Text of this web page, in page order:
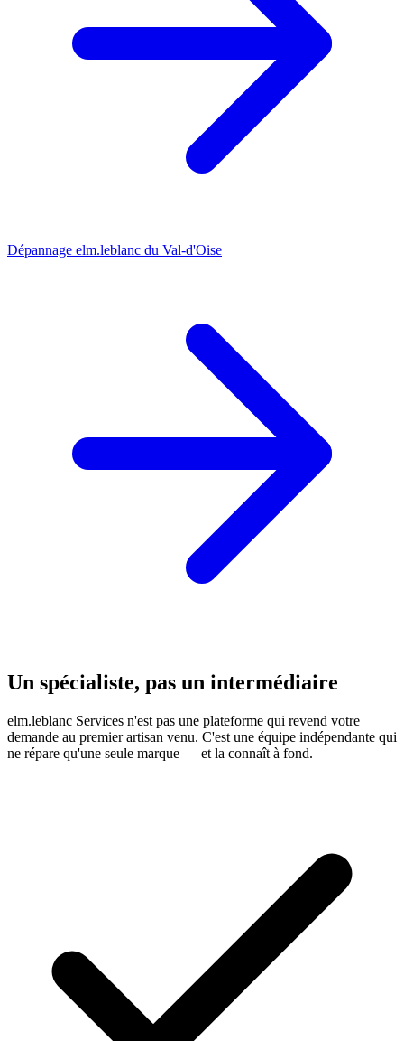
Dépannage elm.leblanc du Val-d'Oise
Un spécialiste, pas un intermédiaire
elm.leblanc Services n'est pas une plateforme qui revend votre
demande au premier artisan venu. C'est une équipe indépendante qui
ne répare qu'une seule marque — et la connaît à fond.